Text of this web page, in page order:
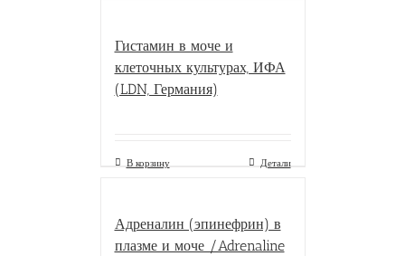
Гистамин в моче и
клеточных культурах, ИФА
(LDN, Германия)
В корзину Детали
Адреналин (эпинефрин) в
плазме и моче /Adrenaline